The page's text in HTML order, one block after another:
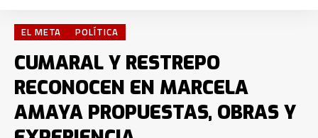
EL META POLÍTICA
CUMARAL Y RESTREPO
RECONOCEN EN MARCELA
AMAYA PROPUESTAS, OBRAS Y